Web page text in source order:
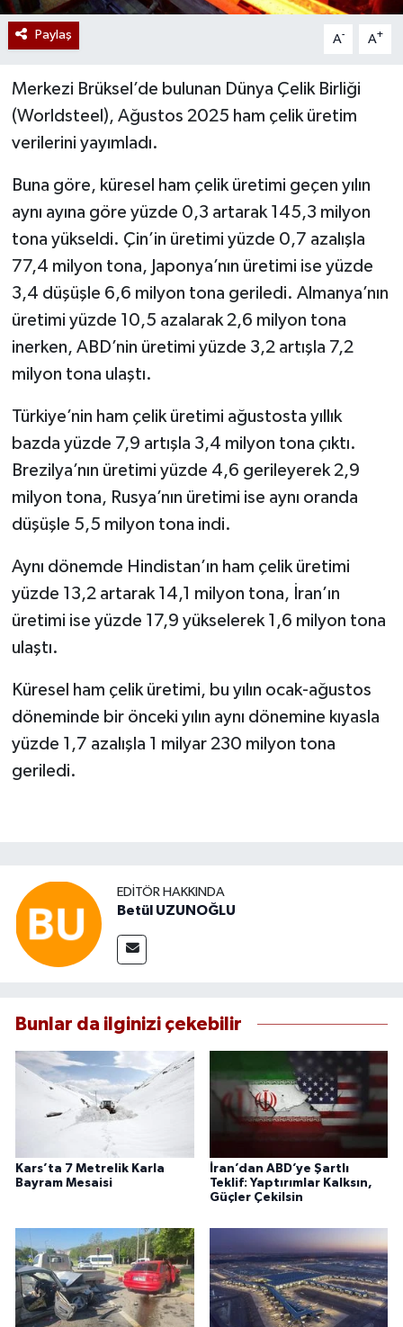
Paylaş A- A+
Merkezi Brüksel’de bulunan Dünya Çelik Birliği
(Worldsteel), Ağustos 2025 ham çelik üretim
verilerini yayımladı.
Buna göre, küresel ham çelik üretimi geçen yılın
aynı ayına göre yüzde 0,3 artarak 145,3 milyon
tona yükseldi. Çin’in üretimi yüzde 0,7 azalışla
77,4 milyon tona, Japonya’nın üretimi ise yüzde
3,4 düşüşle 6,6 milyon tona geriledi. Almanya’nın
üretimi yüzde 10,5 azalarak 2,6 milyon tona
inerken, ABD’nin üretimi yüzde 3,2 artışla 7,2
milyon tona ulaştı.
Türkiye’nin ham çelik üretimi ağustosta yıllık
bazda yüzde 7,9 artışla 3,4 milyon tona çıktı.
Brezilya’nın üretimi yüzde 4,6 gerileyerek 2,9
milyon tona, Rusya’nın üretimi ise aynı oranda
düşüşle 5,5 milyon tona indi.
Aynı dönemde Hindistan’ın ham çelik üretimi
yüzde 13,2 artarak 14,1 milyon tona, İran’ın
üretimi ise yüzde 17,9 yükselerek 1,6 milyon tona
ulaştı.
Küresel ham çelik üretimi, bu yılın ocak-ağustos
döneminde bir önceki yılın aynı dönemine kıyasla
yüzde 1,7 azalışla 1 milyar 230 milyon tona
geriledi.
EDITÖR HAKKINDA
Betül UZUNOĞLU
Bunlar da ilginizi çekebilir
Kars’ta 7 Metrelik Karla
Bayram Mesaisi
İran’dan ABD’ye Şartlı
Teklif: Yaptırımlar Kalksın,
Güçler Çekilsin